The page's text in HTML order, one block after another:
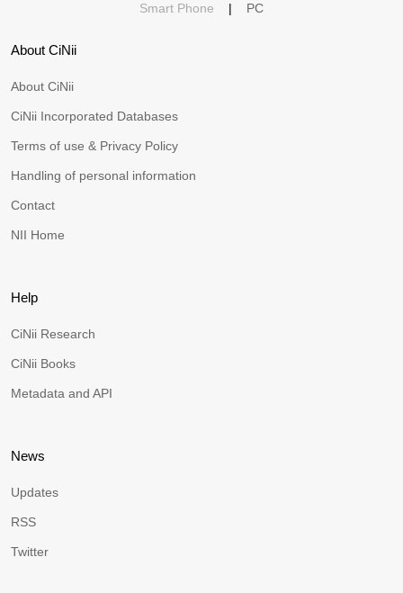
Smart Phone | PC
About CiNii
About CiNii
CiNii Incorporated Databases
Terms of use & Privacy Policy
Handling of personal information
Contact
NII Home
Help
CiNii Research
CiNii Books
Metadata and API
News
Updates
RSS
Twitter